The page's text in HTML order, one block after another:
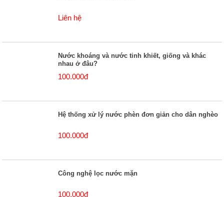
Liên hệ
Nước khoáng và nước tinh khiết, giống và khác
nhau ở đâu?
100.000đ
Hệ thống xử lý nước phèn đơn giản cho dân nghèo
100.000đ
Công nghệ lọc nước mặn
100.000đ